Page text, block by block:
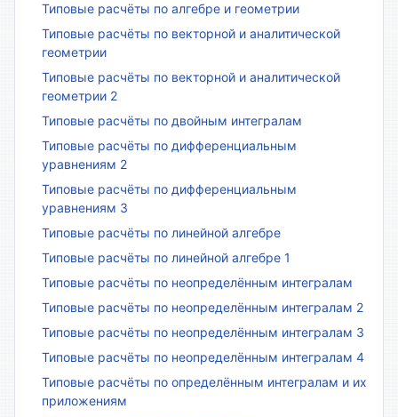
Типовые расчёты по алгебре и геометрии
Типовые расчёты по векторной и аналитической
геометрии
Типовые расчёты по векторной и аналитической
геометрии 2
Типовые расчёты по двойным интегралам
Типовые расчёты по дифференциальным
уравнениям 2
Типовые расчёты по дифференциальным
уравнениям 3
Типовые расчёты по линейной алгебре
Типовые расчёты по линейной алгебре 1
Типовые расчёты по неопределённым интегралам
Типовые расчёты по неопределённым интегралам 2
Типовые расчёты по неопределённым интегралам 3
Типовые расчёты по неопределённым интегралам 4
Типовые расчёты по определённым интегралам и их
приложениям